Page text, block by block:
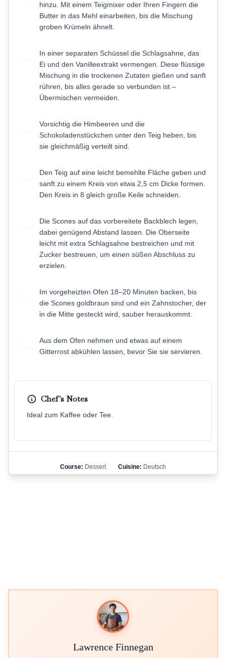
hinzu. Mit einem Teigmixer oder Ihren Fingern die
Butter in das Mehl einarbeiten, bis die Mischung
groben Krümeln ähnelt.
In einer separaten Schüssel die Schlagsahne, das
Ei und den Vanilleextrakt vermengen. Diese flüssige
Mischung in die trockenen Zutaten gießen und sanft
rühren, bis alles gerade so verbunden ist –
Übermischen vermeiden.
Vorsichtig die Himbeeren und die
Schokoladenstückchen unter den Teig heben, bis
sie gleichmäßig verteilt sind.
Den Teig auf eine leicht bemehlte Fläche geben und
sanft zu einem Kreis von etwa 2,5 cm Dicke formen.
Den Kreis in 8 gleich große Keile schneiden.
Die Scones auf das vorbereitete Backblech legen,
dabei genügend Abstand lassen. Die Oberseite
leicht mit extra Schlagsahne bestreichen und mit
Zucker bestreuen, um einen süßen Abschluss zu
erzielen.
Im vorgeheizten Ofen 18–20 Minuten backen, bis
die Scones goldbraun sind und ein Zahnstocher, der
in die Mitte gesteckt wird, sauber herauskommt.
Aus dem Ofen nehmen und etwas auf einem
Gitterrost abkühlen lassen, bevor Sie sie servieren.
Chef's Notes
Ideal zum Kaffee oder Tee.
Course: Dessert Cuisine: Deutsch
Lawrence Finnegan